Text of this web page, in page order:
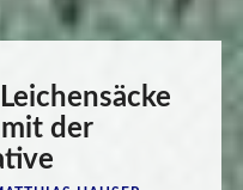
der